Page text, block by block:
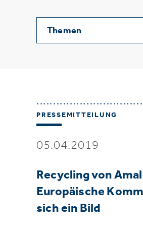
Themen
PRESSEMITTEILUNG
05.04.2019
Recycling von
Europäische
sich ein Bild